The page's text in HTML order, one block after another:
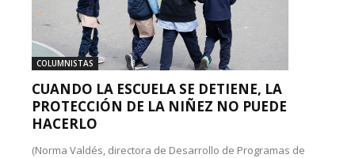
COLUMNISTAS
CUANDO LA ESCUELA SE DETIENE, LA
PROTECCIÓN DE LA NIÑEZ NO PUEDE
HACERLO
(Norma Valdés, directora de Desarrollo de Programas de